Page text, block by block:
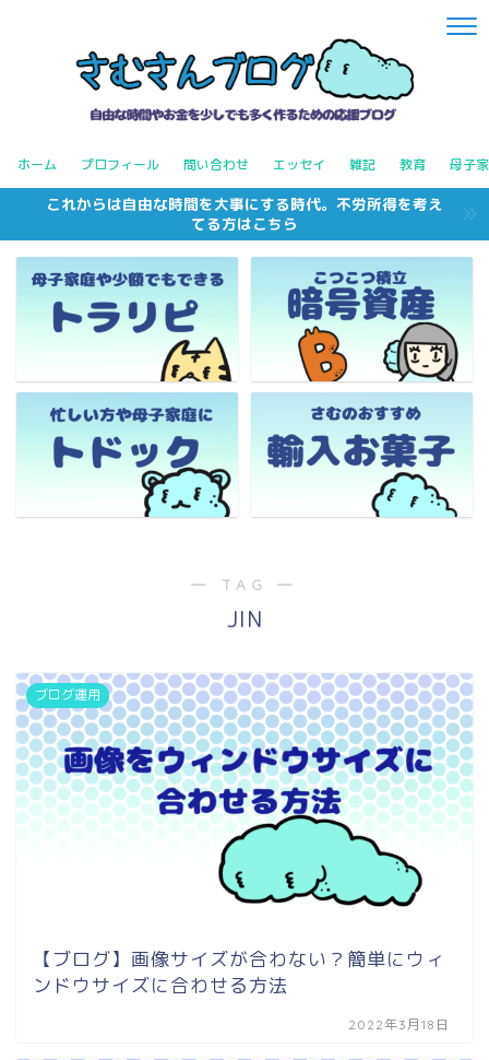
ホーム プロフィール 問い合わせ エッセイ 雑記 教育 母子
これからは自由な時間を大事にする時代。不労所得を考え
てる方はこちら
― TAG ―
JIN
ブログ運用
【ブログ】画像サイズが合わない？簡単にウィ
ンドウサイズに合わせる方法
2022年3月18日